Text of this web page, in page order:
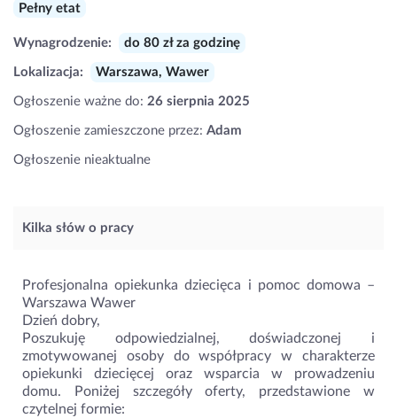
Pełny etat
Wynagrodzenie: do 80 zł za godzinę
Lokalizacja: Warszawa, Wawer
Ogłoszenie ważne do: 26 sierpnia 2025
Ogłoszenie zamieszczone przez: Adam
Ogłoszenie nieaktualne
Kilka słów o pracy
Profesjonalna opiekunka dziecięca i pomoc domowa –
Warszawa Wawer
Dzień dobry,
Poszukuję odpowiedzialnej, doświadczonej i
zmotywowanej osoby do współpracy w charakterze
opiekunki dziecięcej oraz wsparcia w prowadzeniu
domu. Poniżej szczegóły oferty, przedstawione w
czytelnej formie: